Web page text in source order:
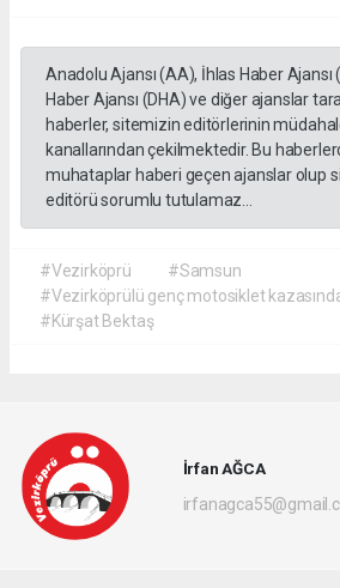
Anadolu Ajansı (AA), İhlas Haber Ajansı
Haber Ajansı (DHA) ve diğer ajanslar
haberler, sitemizin editörlerinin
kanallarından çekilmektedir. Bu
muhataplar haberi geçen ajanslar olup
editörü sorumlu tutulamaz...
#Vezirköprü
#Samsun
#Vezirköprülü genç motosiklet
#Kürşat Bektaş
İrfan AĞCA